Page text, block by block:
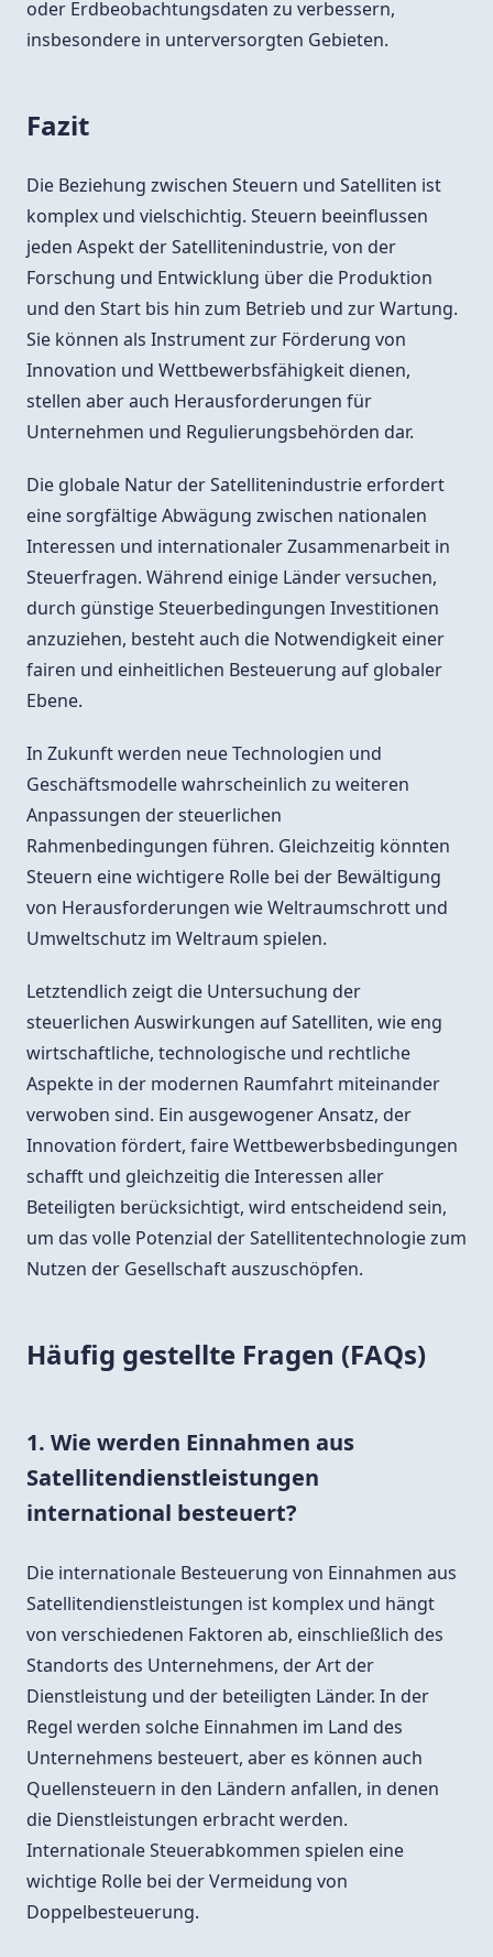
oder Erdbeobachtungsdaten zu verbessern,
insbesondere in unterversorgten Gebieten.
Fazit
Die Beziehung zwischen Steuern und Satelliten ist
komplex und vielschichtig. Steuern beeinflussen
jeden Aspekt der Satellitenindustrie, von der
Forschung und Entwicklung über die Produktion
und den Start bis hin zum Betrieb und zur Wartung.
Sie können als Instrument zur Förderung von
Innovation und Wettbewerbsfähigkeit dienen,
stellen aber auch Herausforderungen für
Unternehmen und Regulierungsbehörden dar.
Die globale Natur der Satellitenindustrie erfordert
eine sorgfältige Abwägung zwischen nationalen
Interessen und internationaler Zusammenarbeit in
Steuerfragen. Während einige Länder versuchen,
durch günstige Steuerbedingungen Investitionen
anzuziehen, besteht auch die Notwendigkeit einer
fairen und einheitlichen Besteuerung auf globaler
Ebene.
In Zukunft werden neue Technologien und
Geschäftsmodelle wahrscheinlich zu weiteren
Anpassungen der steuerlichen
Rahmenbedingungen führen. Gleichzeitig könnten
Steuern eine wichtigere Rolle bei der Bewältigung
von Herausforderungen wie Weltraumschrott und
Umweltschutz im Weltraum spielen.
Letztendlich zeigt die Untersuchung der
steuerlichen Auswirkungen auf Satelliten, wie eng
wirtschaftliche, technologische und rechtliche
Aspekte in der modernen Raumfahrt miteinander
verwoben sind. Ein ausgewogener Ansatz, der
Innovation fördert, faire Wettbewerbsbedingungen
schafft und gleichzeitig die Interessen aller
Beteiligten berücksichtigt, wird entscheidend sein,
um das volle Potenzial der Satellitentechnologie zum
Nutzen der Gesellschaft auszuschöpfen.
Häufig gestellte Fragen (FAQs)
1. Wie werden Einnahmen aus
Satellitendienstleistungen
international besteuert?
Die internationale Besteuerung von Einnahmen aus
Satellitendienstleistungen ist komplex und hängt
von verschiedenen Faktoren ab, einschließlich des
Standorts des Unternehmens, der Art der
Dienstleistung und der beteiligten Länder. In der
Regel werden solche Einnahmen im Land des
Unternehmens besteuert, aber es können auch
Quellensteuern in den Ländern anfallen, in denen
die Dienstleistungen erbracht werden.
Internationale Steuerabkommen spielen eine
wichtige Rolle bei der Vermeidung von
Doppelbesteuerung.